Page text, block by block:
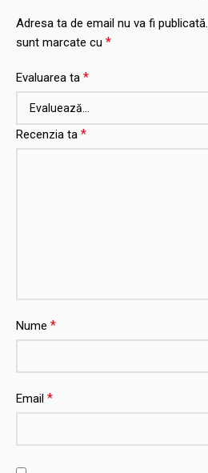
Adresa ta de email nu va fi publicată.
sunt marcate cu *
Evaluarea ta *
Recenzia ta *
Nume *
Email *